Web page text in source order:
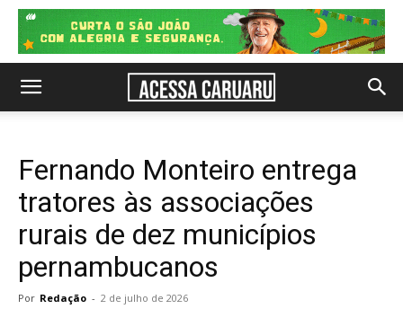
Fernando Monteiro entrega
tratores às associações
rurais de dez municípios
pernambucanos
Por Redação - 2 de julho de 2026